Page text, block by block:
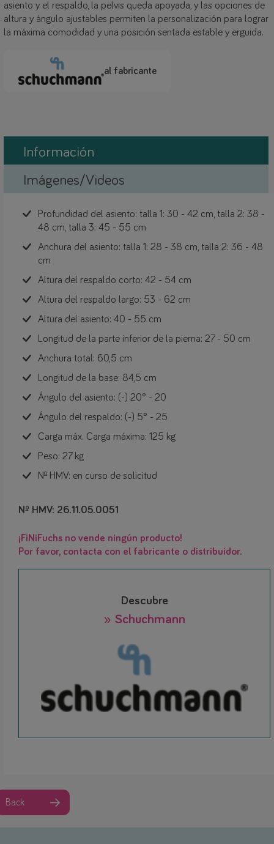
asiento y el respaldo, la pelvis queda apoyada, y las opciones de
altura y ángulo ajustables permiten la personalización para lograr
la máxima comodidad y una posición sentada estable y erguida.
al fabricante
Información
Imágenes/Videos
Profundidad del asiento: talla 1: 30 - 42 cm, talla 2: 38 -
48 cm, talla 3: 45 - 55 cm
Anchura del asiento: talla 1: 28 - 38 cm, talla 2: 36 - 48
cm
Altura del respaldo corto: 42 - 54 cm
Altura del respaldo largo: 53 - 62 cm
Altura del asiento: 40 - 55 cm
Longitud de la parte inferior de la pierna: 27 - 50 cm
Anchura total: 60,5 cm
Longitud de la base: 84,5 cm
Ángulo del asiento: (-) 20° - 20
Ángulo del respaldo: (-) 5° - 25
Carga máx. Carga máxima: 125 kg
Peso: 27 kg
Nº HMV: en curso de solicitud
Nº HMV: 26.11.05.0051
¡FiNiFuchs no vende ningún producto!
Por favor, contacta con el fabricante o distribuidor.
Descubre
» Schuchmann
Back